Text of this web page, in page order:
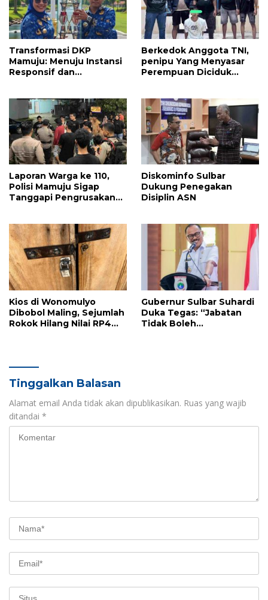
Transformasi DKP
Mamuju: Menuju Instansi
Responsif dan
Keren”
Berkedok Anggota TNI,
penipu Yang Menyasar
Perempuan Diciduk
Laporan Warga ke 110,
Polisi Mamuju Sigap
Tanggapi Pengrusakan
Diskominfo Sulbar
Dukung Penegakan
Disiplin ASN
Kios di Wonomulyo
Dibobol Maling, Sejumlah
Rokok Hilang Nilai RP4
Gubernur Sulbar Suhardi
Duka Tegas: “Jabatan
Tidak Boleh
Tinggalkan Balasan
Alamat email Anda tidak akan dipublikasikan. Ruas yang wajib
ditandai *